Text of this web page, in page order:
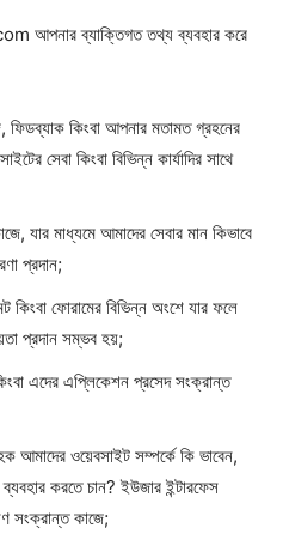
আপনার ব্যাক্তিগত তথ্য ব্যবহার করে
ফিডব্যাক কিংবা আপনার মতামত গ্রহনের
সেবা কিংবা বিভিন্ন কার্যাদির সাথে
যার মাধ্যমে আমাদের সেবার মান কিভাবে
প্রদান;
কিংবা ফোরামের বিভিন্ন অংশে যার ফলে
প্রদান সম্ভব হয়;
এদের এপ্লিকেশন প্রসেদ সংক্রান্ত
আমাদের ওয়েবসাইট সম্পর্কে কি ভাবেন,
করতে চান? ইউজার ইন্টারফেস
সংক্রান্ত কাজে;